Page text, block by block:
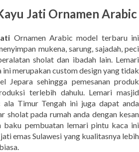
Jati Ornamen Arabic
Ornamen Arabic model terbaru ini
mukena, sarung, sajadah, peci
sholat dan ibadah lain. Lemari
ini merupakan custom design yang tidak
Jepara sehingga pemesanan produk
terlebih dahulu. Lemari masjid
ala Timur Tengah ini juga dapat anda
sholat pada rumah anda dengan kesan
baku pembuatan lemari pintu kaca ini
emas Sulawesi yang kualitasnya lebih